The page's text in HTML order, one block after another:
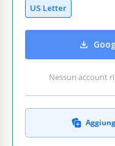
US Letter
Nessun account